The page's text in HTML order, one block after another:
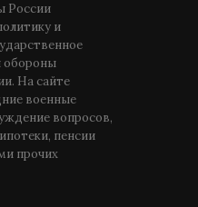
России
и
обороны
На сайте
военные
вопросов,
пенсии
прочих